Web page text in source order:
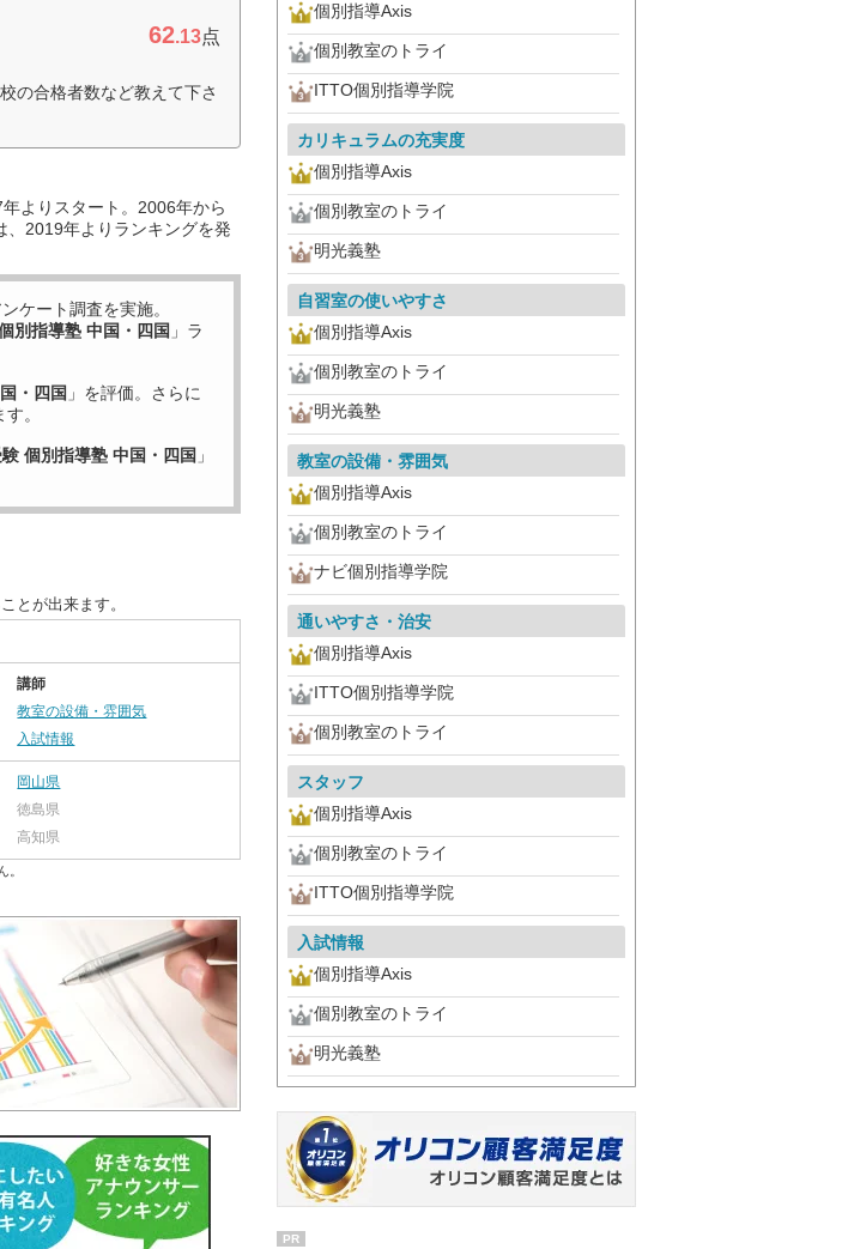
62.13点
の合格者数など教えて下さ
よりスタート。2006年から
、2019年よりランキングを発
ケート調査を実施。
別指導塾 中国・四国 」ラ
・四国 」を評価。さらに
。
個別指導塾 中国・四国 」
とが出来ます。
講師
教室の設備・雰囲気
入試情報
岡山県
徳島県
高知県
。
個別指導Axis
個別教室のトライ
ITTO個別指導学院
カリキュラムの充実度
個別指導Axis
個別教室のトライ
明光義塾
自習室の使いやすさ
個別指導Axis
個別教室のトライ
明光義塾
教室の設備・雰囲気
個別指導Axis
個別教室のトライ
ナビ個別指導学院
通いやすさ・治安
個別指導Axis
ITTO個別指導学院
個別教室のトライ
スタッフ
個別指導Axis
個別教室のトライ
ITTO個別指導学院
入試情報
個別指導Axis
個別教室のトライ
明光義塾
PR